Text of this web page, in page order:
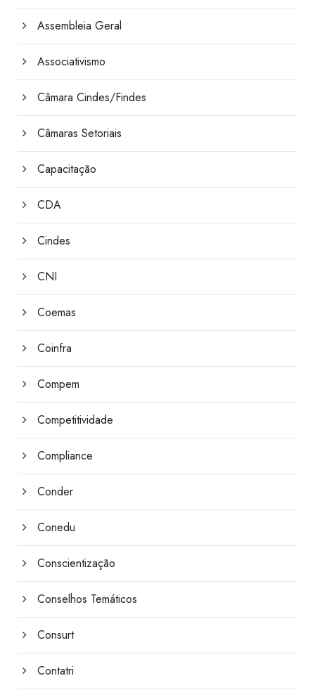
Assembleia Geral
Associativismo
Câmara Cindes/Findes
Câmaras Setoriais
Capacitação
CDA
Cindes
CNI
Coemas
Coinfra
Compem
Competitividade
Compliance
Conder
Conedu
Conscientização
Conselhos Temáticos
Consurt
Contatri